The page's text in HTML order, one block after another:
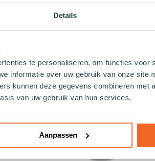
Details
te personaliseren, om functies voor
informatie over uw gebruik van onze site
kunnen deze gegevens combineren met
van uw gebruik van hun services.
Aanpassen
€ 9,99
Winkelwagen